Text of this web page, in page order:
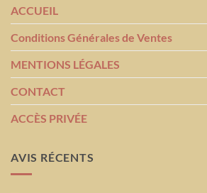
ACCUEIL
Conditions Générales de Ventes
MENTIONS LÉGALES
CONTACT
ACCÈS PRIVÉE
AVIS RÉCENTS